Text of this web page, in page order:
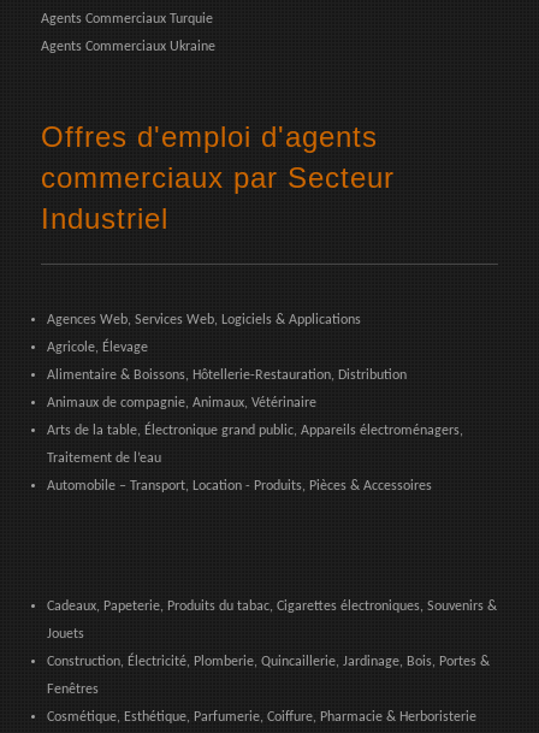
Agents Commerciaux Turquie
Agents Commerciaux Ukraine
Offres d'emploi d'agents
commerciaux par Secteur
Industriel
Agences Web, Services Web, Logiciels & Applications
Agricole, Élevage
Alimentaire & Boissons, Hôtellerie-Restauration, Distribution
Animaux de compagnie, Animaux, Vétérinaire
Arts de la table, Électronique grand public, Appareils électroménagers,
Traitement de l’eau
Automobile – Transport, Location - Produits, Pièces & Accessoires
Cadeaux, Papeterie, Produits du tabac, Cigarettes électroniques, Souvenirs &
Jouets
Construction, Électricité, Plomberie, Quincaillerie, Jardinage, Bois, Portes &
Fenêtres
Cosmétique, Esthétique, Parfumerie, Coiffure, Pharmacie & Herboristerie